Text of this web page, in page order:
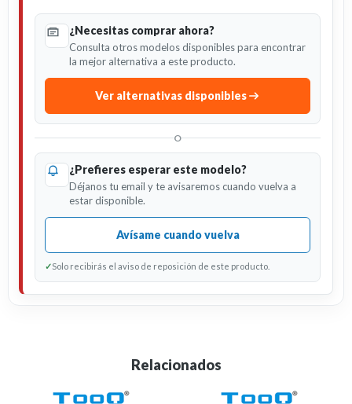
¿Necesitas comprar ahora?
Consulta otros modelos disponibles para encontrar
la mejor alternativa a este producto.
Ver alternativas disponibles
O
¿Prefieres esperar este modelo?
Déjanos tu email y te avisaremos cuando vuelva a
estar disponible.
Avísame cuando vuelva
✓Solo recibirás el aviso de reposición de este producto.
Relacionados